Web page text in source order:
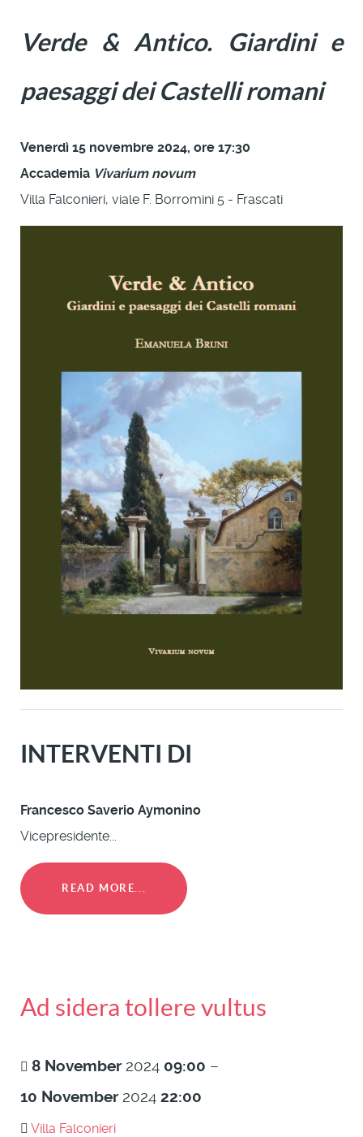
Verde & Antico. Giardini e
paesaggi dei Castelli romani
Venerdì 15 novembre 2024, ore 17:30
Accademia Vivarium novum
Villa Falconieri, viale F. Borromini 5 - Frascati
INTERVENTI DI
Francesco Saverio Aymonino
Vicepresidente...
READ MORE...
Ad sidera tollere vultus
8 November 2024 09:00 –
10 November 2024 22:00
Villa Falconieri